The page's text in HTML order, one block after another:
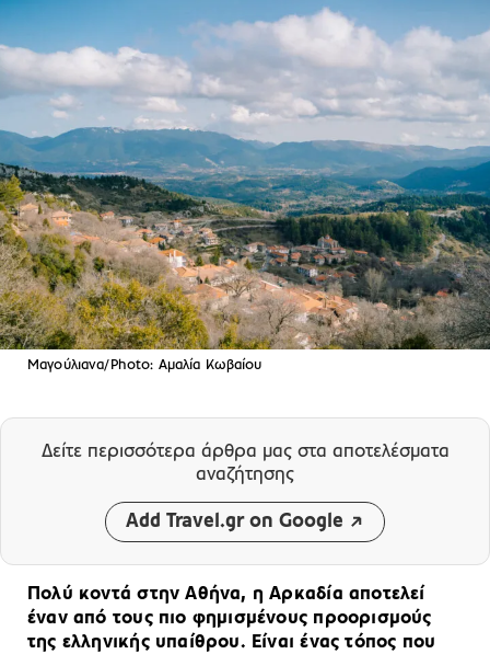
Μαγούλιανα/Photo: Αμαλία Κωβαίου
Δείτε περισσότερα άρθρα μας στα αποτελέσματα
αναζήτησης
Add Travel.gr on Google
Πολύ κοντά στην Αθήνα, η Αρκαδία αποτελεί
έναν από τους πιο φημισμένους προορισμούς
της ελληνικής υπαίθρου. Είναι ένας τόπος που